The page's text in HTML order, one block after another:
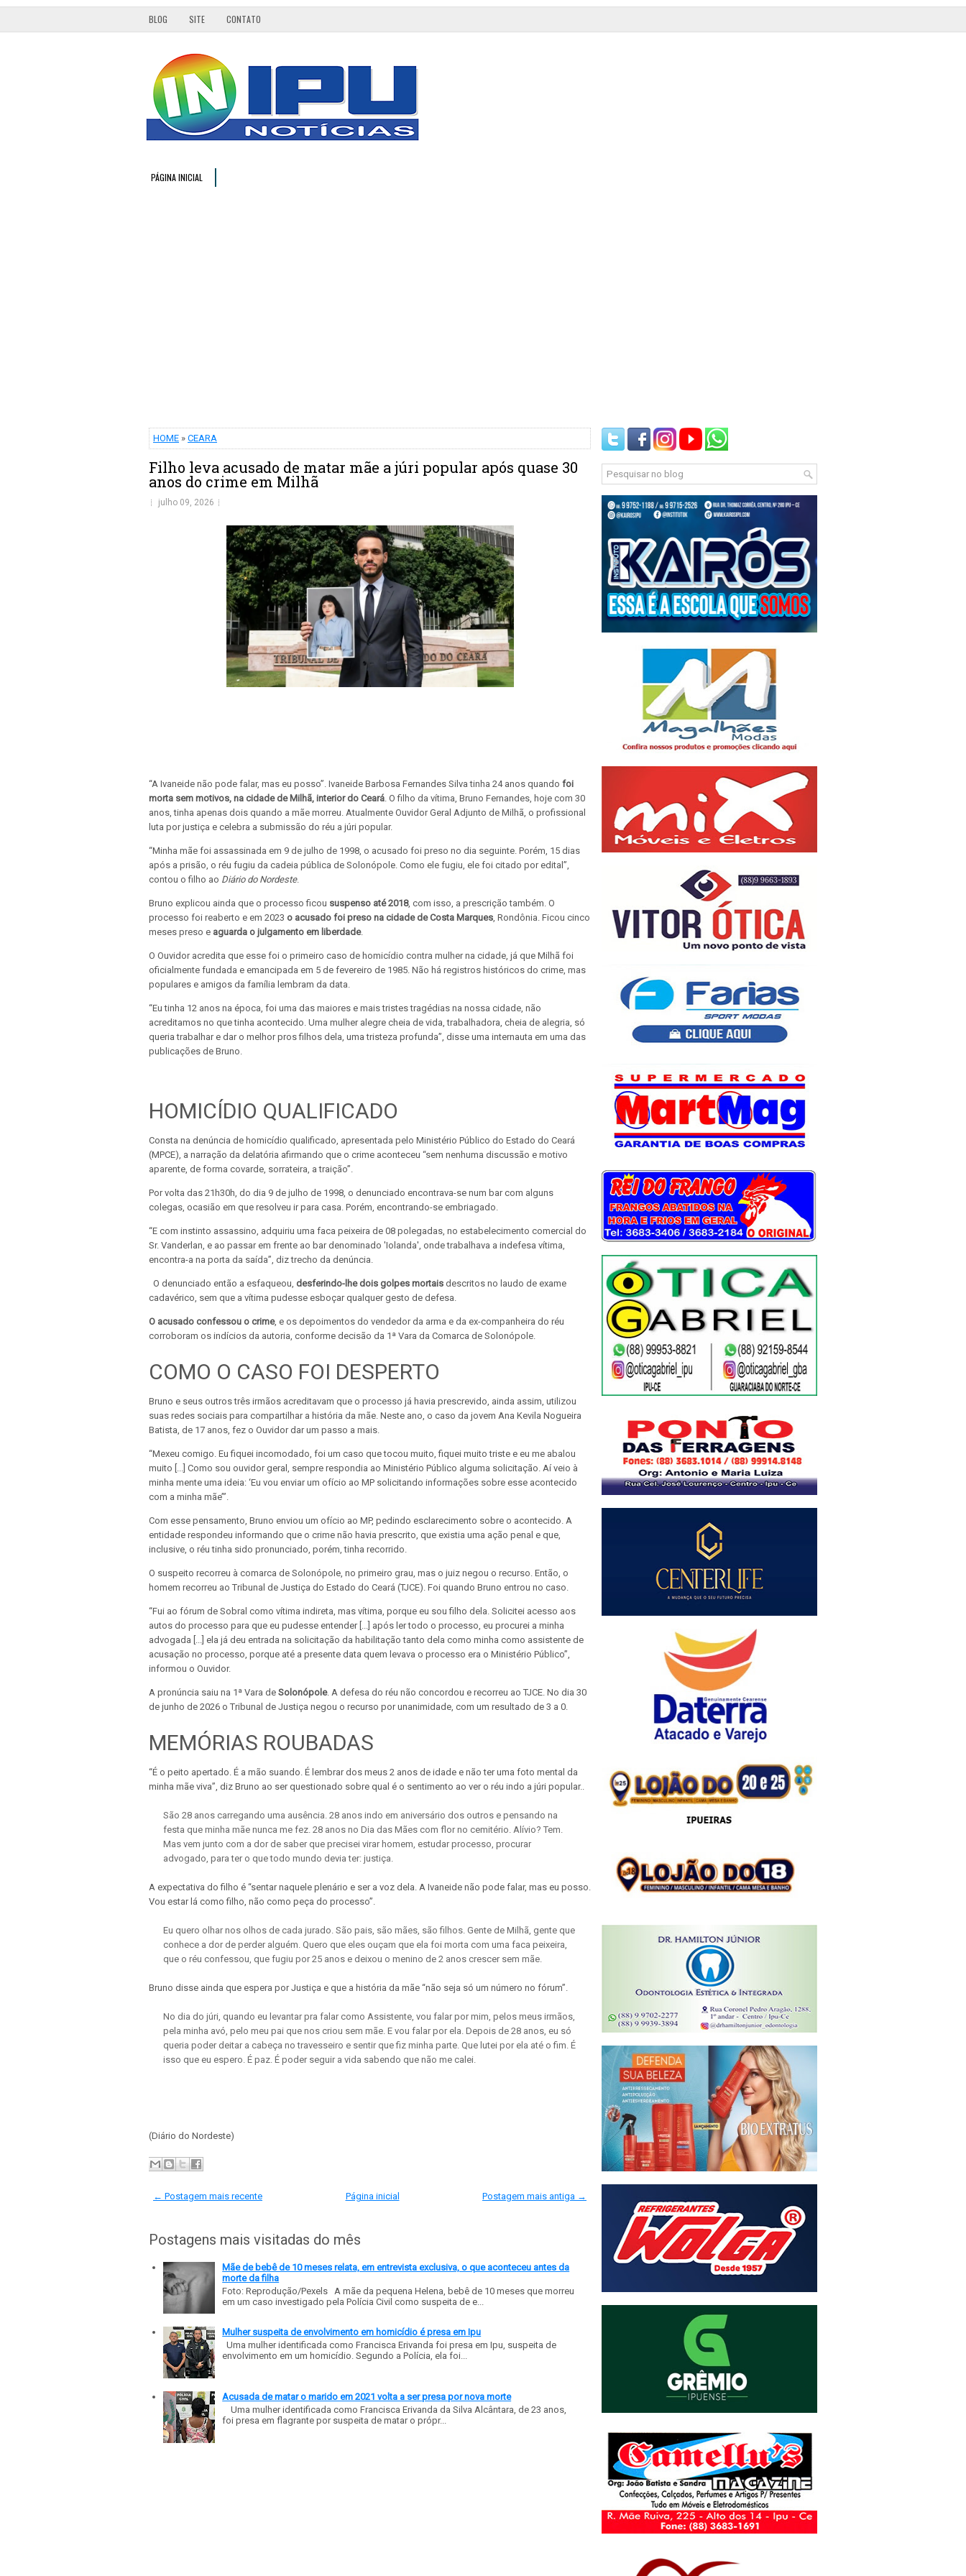
BLOG SITE CONTATO
PÁGINA INICIAL
HOME » CEARA
Filho leva acusado de matar mãe a júri popular após quase 30
anos do crime em Milhã
julho 09, 2026
“A Ivaneide não pode falar, mas eu posso”. Ivaneide Barbosa Fernandes Silva tinha 24 anos quando foi
morta sem motivos, na cidade de Milhã, interior do Ceará. O filho da vítima, Bruno Fernandes, hoje com 30
anos, tinha apenas dois quando a mãe morreu. Atualmente Ouvidor Geral Adjunto de Milhã, o profissional
luta por justiça e celebra a submissão do réu a júri popular.
“Minha mãe foi assassinada em 9 de julho de 1998, o acusado foi preso no dia seguinte. Porém, 15 dias
após a prisão, o réu fugiu da cadeia pública de Solonópole. Como ele fugiu, ele foi citado por edital”,
contou o filho ao Diário do Nordeste.
Bruno explicou ainda que o processo ficou suspenso até 2018, com isso, a prescrição também. O
processo foi reaberto e em 2023 o acusado foi preso na cidade de Costa Marques, Rondônia. Ficou cinco
meses preso e aguarda o julgamento em liberdade.
O Ouvidor acredita que esse foi o primeiro caso de homicídio contra mulher na cidade, já que Milhã foi
oficialmente fundada e emancipada em 5 de fevereiro de 1985. Não há registros históricos do crime, mas
populares e amigos da família lembram da data.
“Eu tinha 12 anos na época, foi uma das maiores e mais tristes tragédias na nossa cidade, não
acreditamos no que tinha acontecido. Uma mulher alegre cheia de vida, trabalhadora, cheia de alegria, só
queria trabalhar e dar o melhor pros filhos dela, uma tristeza profunda”, disse uma internauta em uma das
publicações de Bruno.
HOMICÍDIO QUALIFICADO
Consta na denúncia de homicídio qualificado, apresentada pelo Ministério Público do Estado do Ceará
(MPCE), a narração da delatória afirmando que o crime aconteceu “sem nenhuma discussão e motivo
aparente, de forma covarde, sorrateira, a traição”.
Por volta das 21h30h, do dia 9 de julho de 1998, o denunciado encontrava-se num bar com alguns
colegas, ocasião em que resolveu ir para casa. Porém, encontrando-se embriagado.
“E com instinto assassino, adquiriu uma faca peixeira de 08 polegadas, no estabelecimento comercial do
Sr. Vanderlan, e ao passar em frente ao bar denominado 'Iolanda', onde trabalhava a indefesa vítima,
encontra-a na porta da saída”, diz trecho da denúncia.
O denunciado então a esfaqueou, desferindo-lhe dois golpes mortais descritos no laudo de exame
cadavérico, sem que a vítima pudesse esboçar qualquer gesto de defesa.
O acusado confessou o crime, e os depoimentos do vendedor da arma e da ex-companheira do réu
corroboram os indícios da autoria, conforme decisão da 1ª Vara da Comarca de Solonópole.
COMO O CASO FOI DESPERTO
Bruno e seus outros três irmãos acreditavam que o processo já havia prescrevido, ainda assim, utilizou
suas redes sociais para compartilhar a história da mãe. Neste ano, o caso da jovem Ana Kevila Nogueira
Batista, de 17 anos, fez o Ouvidor dar um passo a mais.
“Mexeu comigo. Eu fiquei incomodado, foi um caso que tocou muito, fiquei muito triste e eu me abalou
muito [...] Como sou ouvidor geral, sempre respondia ao Ministério Público alguma solicitação. Aí veio à
minha mente uma ideia: ‘Eu vou enviar um ofício ao MP solicitando informações sobre esse acontecido
com a minha mãe’”.
Com esse pensamento, Bruno enviou um ofício ao MP, pedindo esclarecimento sobre o acontecido. A
entidade respondeu informando que o crime não havia prescrito, que existia uma ação penal e que,
inclusive, o réu tinha sido pronunciado, porém, tinha recorrido.
O suspeito recorreu à comarca de Solonópole, no primeiro grau, mas o juiz negou o recurso. Então, o
homem recorreu ao Tribunal de Justiça do Estado do Ceará (TJCE). Foi quando Bruno entrou no caso.
“Fui ao fórum de Sobral como vítima indireta, mas vítima, porque eu sou filho dela. Solicitei acesso aos
autos do processo para que eu pudesse entender [...] após ler todo o processo, eu procurei a minha
advogada [...] ela já deu entrada na solicitação da habilitação tanto dela como minha como assistente de
acusação no processo, porque até a presente data quem levava o processo era o Ministério Público”,
informou o Ouvidor.
A pronúncia saiu na 1ª Vara de Solonópole. A defesa do réu não concordou e recorreu ao TJCE. No dia 30
de junho de 2026 o Tribunal de Justiça negou o recurso por unanimidade, com um resultado de 3 a 0.
MEMÓRIAS ROUBADAS
“É o peito apertado. É a mão suando. É lembrar dos meus 2 anos de idade e não ter uma foto mental da
minha mãe viva”, diz Bruno ao ser questionado sobre qual é o sentimento ao ver o réu indo a júri popular..
São 28 anos carregando uma ausência. 28 anos indo em aniversário dos outros e pensando na
festa que minha mãe nunca me fez. 28 anos no Dia das Mães com flor no cemitério. Alívio? Tem.
Mas vem junto com a dor de saber que precisei virar homem, estudar processo, procurar
advogado, para ter o que todo mundo devia ter: justiça.
A expectativa do filho é “sentar naquele plenário e ser a voz dela. A Ivaneide não pode falar, mas eu posso.
Vou estar lá como filho, não como peça do processo”.
Eu quero olhar nos olhos de cada jurado. São pais, são mães, são filhos. Gente de Milhã, gente que
conhece a dor de perder alguém. Quero que eles ouçam que ela foi morta com uma faca peixeira,
que o réu confessou, que fugiu por 25 anos e deixou o menino de 2 anos crescer sem mãe.
Bruno disse ainda que espera por Justiça e que a história da mãe “não seja só um número no fórum”.
No dia do júri, quando eu levantar pra falar como Assistente, vou falar por mim, pelos meus irmãos,
pela minha avó, pelo meu pai que nos criou sem mãe. E vou falar por ela. Depois de 28 anos, eu só
queria poder deitar a cabeça no travesseiro e sentir que fiz minha parte. Que lutei por ela até o fim. É
isso que eu espero. É paz. É poder seguir a vida sabendo que não me calei.
(Diário do Nordeste)
← Postagem mais recente Postagem mais antiga →
Página inicial
Postagens mais visitadas do mês
Mãe de bebê de 10 meses relata, em entrevista exclusiva, o que aconteceu antes da
morte da filha
Foto: Reprodução/Pexels A mãe da pequena Helena, bebê de 10 meses que morreu
em um caso investigado pela Polícia Civil como suspeita de e...
Mulher suspeita de envolvimento em homicídio é presa em Ipu
Uma mulher identificada como Francisca Erivanda foi presa em Ipu, suspeita de
envolvimento em um homicídio. Segundo a Polícia, ela foi...
Acusada de matar o marido em 2021 volta a ser presa por nova morte
Uma mulher identificada como Francisca Erivanda da Silva Alcântara, de 23 anos,
foi presa em flagrante por suspeita de matar o própr...